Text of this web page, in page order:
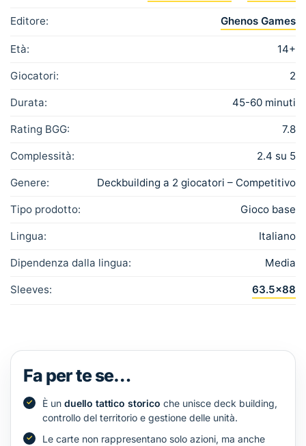
Editore: Ghenos Games
Età: 14+
Giocatori: 2
Durata: 45-60 minuti
Rating BGG: 7.8
Complessità: 2.4 su 5
Genere: Deckbuilding a 2 giocatori – Competitivo
Tipo prodotto: Gioco base
Lingua: Italiano
Dipendenza dalla lingua: Media
Sleeves: 63.5×88
Fa per te se…
È un duello tattico storico che unisce deck building,
controllo del territorio e gestione delle unità.
Le carte non rappresentano solo azioni, ma anche